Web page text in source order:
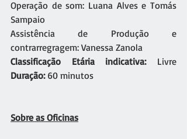
Operação de som: Luana Alves e Tomás
Sampaio
Assistência de Produção e
contrarregragem: Vanessa Zanola
Classificação Etária indicativa: Livre
Duração: 60 minutos
Sobre as Oficinas